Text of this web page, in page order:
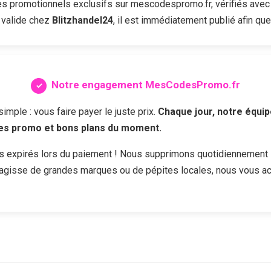
promotionnels exclusifs sur mescodespromo.fr, vérifiés
chez Blitzhandel24, il est immédiatement publié afin
Notre engagement MesCodesPromo.fr
: vous faire payer le juste prix. Chaque jour, notre
promo et bons plans du moment.
expirés lors du paiement ! Nous supprimons
de grandes marques ou de pépites locales, nous vous